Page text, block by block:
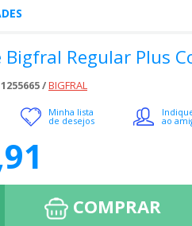
Regular Plus
/BIGFRAL
Minha lista
de desejos ao
COMPRAR